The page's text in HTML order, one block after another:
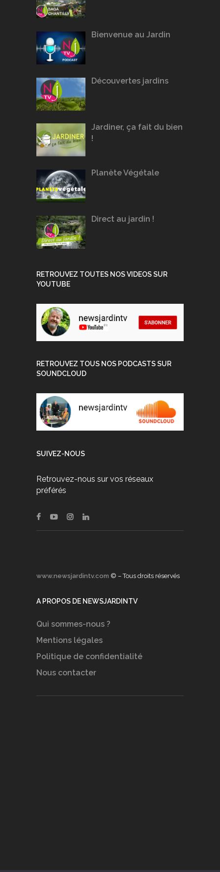
Bienvenue au Jardin
Découvertes jardins
Jardiner, ça fait du bien
!
Planète Végétale
Direct au jardin !
RETROUVEZ TOUTES NOS VIDEOS SUR
YOUTUBE
RETROUVEZ TOUS NOS PODCASTS SUR
SOUNDCLOUD
SUIVEZ-NOUS
Retrouvez-nous sur vos réseaux
préférés
www.newsjardintv.com © – Tous droits réservés
A PROPOS DE NEWSJARDINTV
Qui sommes-nous ?
Mentions légales
Politique de confidentialité
Nous contacter